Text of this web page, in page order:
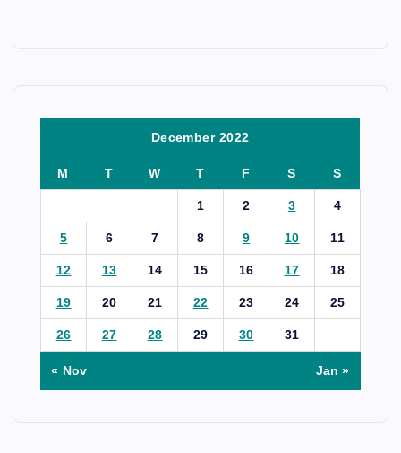
December 2022
M T W T F S S
1 2 3 4
5 6 7 8 9 10 11
12 13 14 15 16 17 18
19 20 21 22 23 24 25
26 27 28 29 30 31
« Nov Jan »